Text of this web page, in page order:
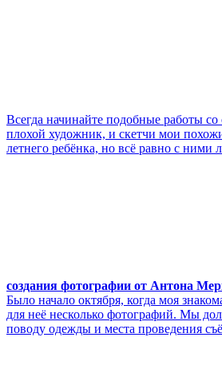
Всегда начинайте подобные работы
плохой художник, и скетчи мои
летнего ребёнка, но всё равно с ними
создания фотографии от Антона
Было начало октября, когда моя
для неё несколько фотографий. Мы
поводу одежды и места проведения